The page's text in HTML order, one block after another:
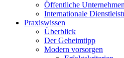
Öffentliche Unternehmen
Internationale
Praxiswissen
Überblick
Der Geheimtipp
Modern vorsorgen